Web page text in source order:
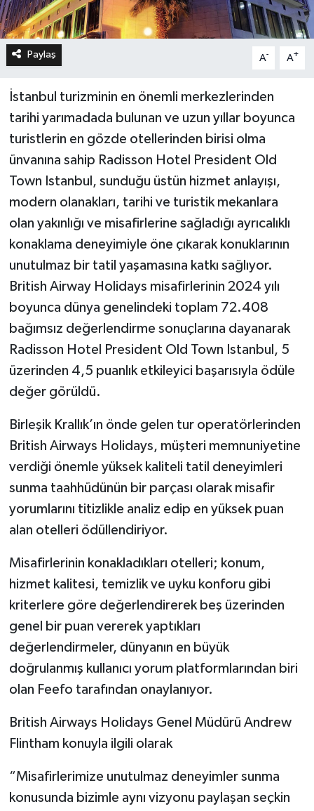
Paylaş A- A+
İstanbul turizminin en önemli merkezlerinden
tarihi yarımadada bulunan ve uzun yıllar boyunca
turistlerin en gözde otellerinden birisi olma
ünvanına sahip Radisson Hotel President Old
Town Istanbul, sunduğu üstün hizmet anlayışı,
modern olanakları, tarihi ve turistik mekanlara
olan yakınlığı ve misafirlerine sağladığı ayrıcalıklı
konaklama deneyimiyle öne çıkarak konuklarının
unutulmaz bir tatil yaşamasına katkı sağlıyor.
British Airway Holidays misafirlerinin 2024 yılı
boyunca dünya genelindeki toplam 72.408
bağımsız değerlendirme sonuçlarına dayanarak
Radisson Hotel President Old Town Istanbul, 5
üzerinden 4,5 puanlık etkileyici başarısıyla ödüle
değer görüldü.
Birleşik Krallık’ın önde gelen tur operatörlerinden
British Airways Holidays, müşteri memnuniyetine
verdiği önemle yüksek kaliteli tatil deneyimleri
sunma taahhüdünün bir parçası olarak misafir
yorumlarını titizlikle analiz edip en yüksek puan
alan otelleri ödüllendiriyor.
Misafirlerinin konakladıkları otelleri; konum,
hizmet kalitesi, temizlik ve uyku konforu gibi
kriterlere göre değerlendirerek beş üzerinden
genel bir puan vererek yaptıkları
değerlendirmeler, dünyanın en büyük
doğrulanmış kullanıcı yorum platformlarından biri
olan Feefo tarafından onaylanıyor.
British Airways Holidays Genel Müdürü Andrew
Flintham konuyla ilgili olarak
“Misafirlerimize unutulmaz deneyimler sunma
konusunda bizimle aynı vizyonu paylaşan seçkin